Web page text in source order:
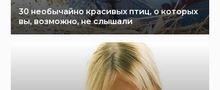
30 необычайно красивых птиц, о которых
вы, возможно, не слышали